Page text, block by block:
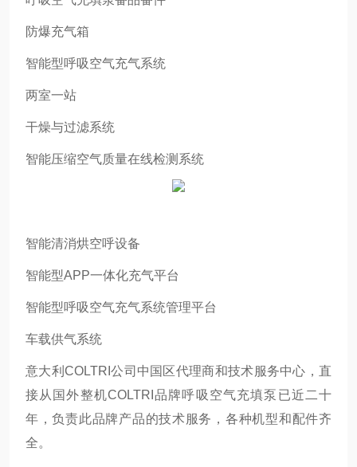
防爆充气箱
智能型呼吸空气充气系统
两室一站
干燥与过滤系统
智能压缩空气质量在线检测系统
智能清消烘空呼设备
智能型APP一体化充气平台
智能型呼吸空气充气系统管理平台
车载供气系统
意大利COLTRI公司中国区代理商和技术服务中心，直
接从国外整机COLTRI品牌呼吸空气充填泵已近二十
年，负责此品牌产品的技术服务，各种机型和配件齐
全。